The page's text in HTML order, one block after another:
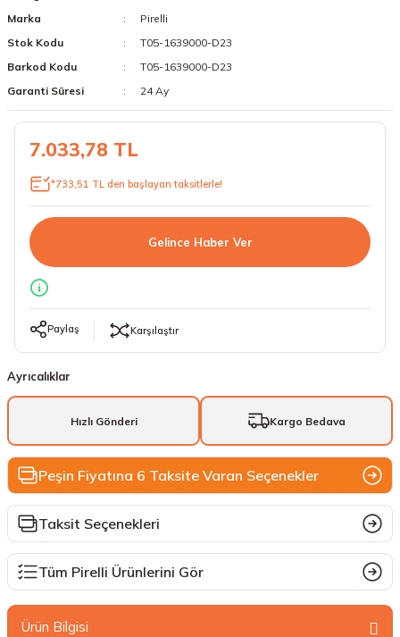
19 Lastikler
20 Lastikler
23 Lastikler
Marka
Pirelli
Stok Kodu
T05-1639000-D23
Barkod Kodu
T05-1639000-D23
Garanti Süresi
24 Ay
7.033,78 TL
*733,51 TL den başlayan taksitlerle!
Gelince Haber Ver
Paylaş Karşılaştır
Ayrıcalıklar
Hızlı Gönderi Kargo Bedava
Peşin Fiyatına 6 Taksite Varan Seçenekler
Taksit Seçenekleri
Tüm Pirelli Ürünlerini Gör
Ürün Bilgisi